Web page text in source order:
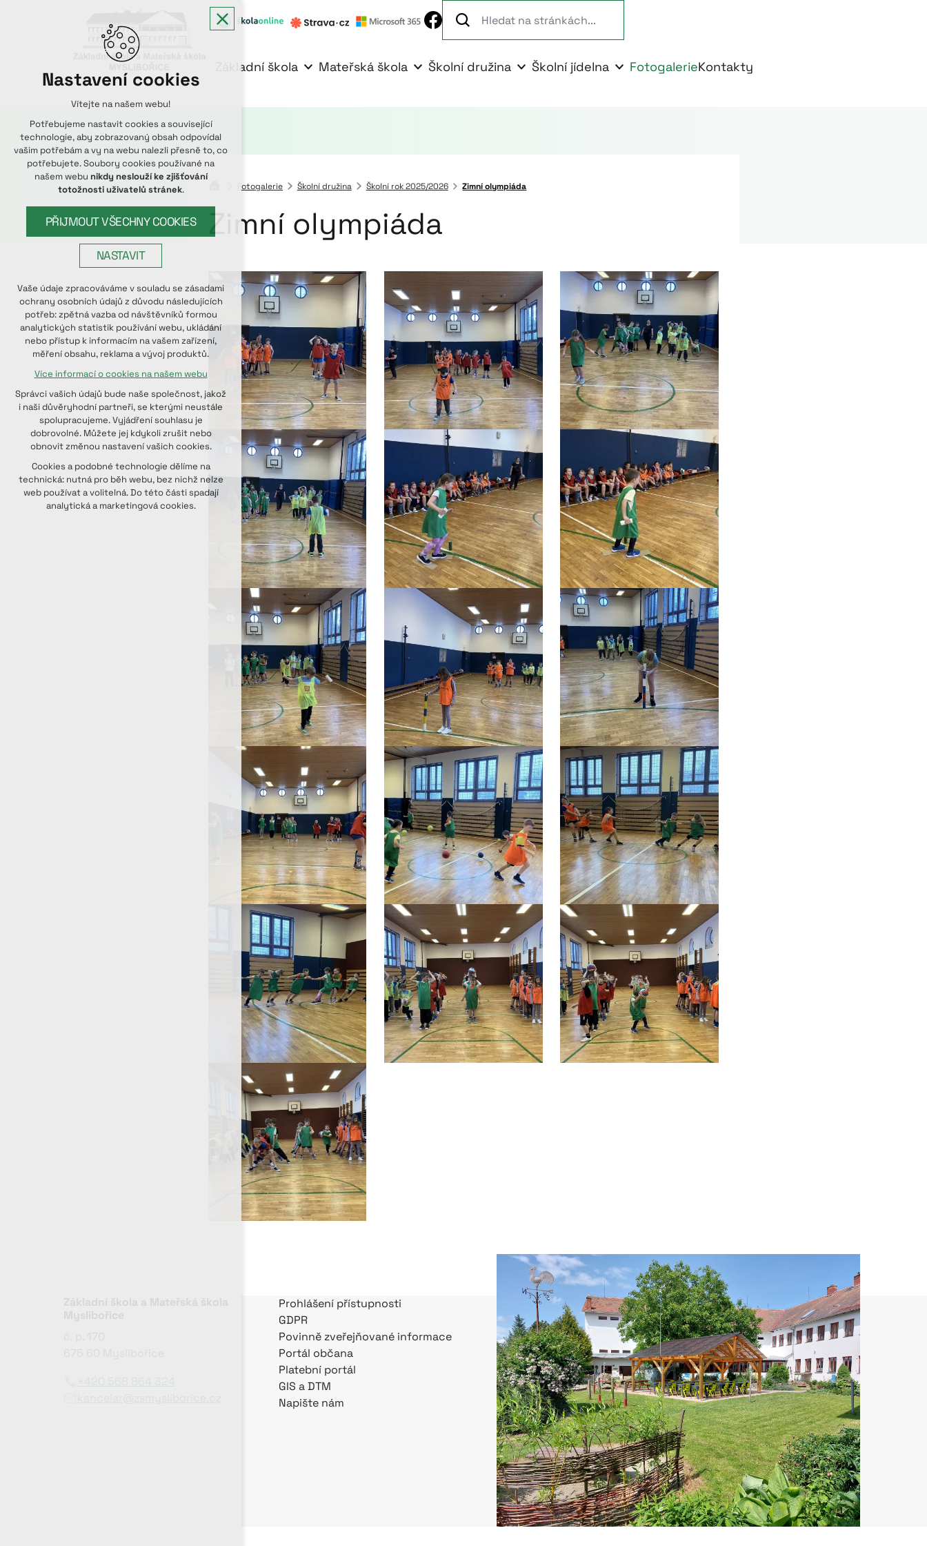
Základní škola Mateřská škola Školní družina Školní jídelna FotogalerieKontakty
Fotogalerie Školní družina Školní rok 2025/2026 Zimní olympiáda
Zimní olympiáda
Prohlášení přístupnosti
GDPR
Povinně zveřejňované informace
Portál občana
Platební portál
GIS a DTM
Napište nám
Nastavení cookies
Vítejte na našem webu!
Potřebujeme nastavit cookies a související
technologie, aby zobrazovaný obsah odpovídal
vašim potřebám a vy na webu nalezli přesně to, co
potřebujete. Soubory cookies používané na
našem webu nikdy neslouží ke zjišťování
totožnosti uživatelů stránek.
PŘIJMOUT VŠECHNY COOKIES
NASTAVIT
Technická cookies
nutná pro provozování webu
udržení kontextu stránek (session):
případná přihlášení, volby jazyka, apod.
Volitelná cookies
analytická pro anonymizované
vyhodnocení návštěvnosti
marketingová cookies (Google, Seznam,
Facebook)
Více informací o cookies na našem webu
PŘIJMOUT VŠECHNY COOKIES
ODMÍTNOUT VOLITELNÁ
Vaše údaje zpracováváme v souladu se zásadami
ochrany osobních údajů z důvodu následujících
potřeb: zpětná vazba od návštěvníků formou
analytických statistik používání webu, ukládání
nebo přístup k informacím na vašem zařízení,
měření obsahu, reklama a vývoj produktů.
Více informací o cookies na našem webu
Správci vašich údajů bude naše společnost, jakož
i naši důvěryhodní partneři, se kterými neustále
spolupracujeme. Vyjádření souhlasu je
dobrovolné. Můžete jej kdykoli zrušit nebo
obnovit změnou nastavení vašich cookies.
Cookies a podobné technologie dělíme na
technická: nutná pro běh webu, bez nichž nelze
web používat a volitelná. Do této části spadají
analytická a marketingová cookies.